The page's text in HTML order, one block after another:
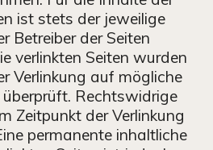
ist stets der jeweilige
Betreiber der Seiten
verlinkten Seiten wurden
Verlinkung auf mögliche
Rechtswidrige
Zeitpunkt der Verlinkung
permanente inhaltliche